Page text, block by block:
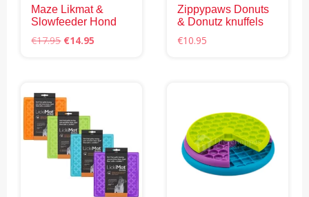
Maze Likmat &
Slowfeeder Hond
€17.95 Oorspronkelijke
€14.95
heeft
meerdere
variaties.
Zippypaws Donuts
& Donutz knuffels
€10.95
meerdere
variaties.
Deze
optie